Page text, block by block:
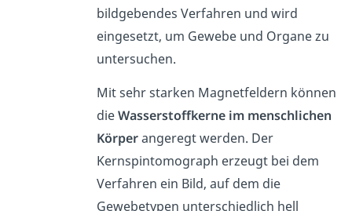
bildgebendes Verfahren und wird
eingesetzt, um Gewebe und Organe zu
untersuchen.
Mit sehr starken Magnetfeldern können
dieWasserstoffkerne im menschlichen
Körperangeregt werden. Der
Kernspintomograph erzeugt bei dem
Verfahren ein Bild, auf dem die
Gewebetypen unterschiedlich hell